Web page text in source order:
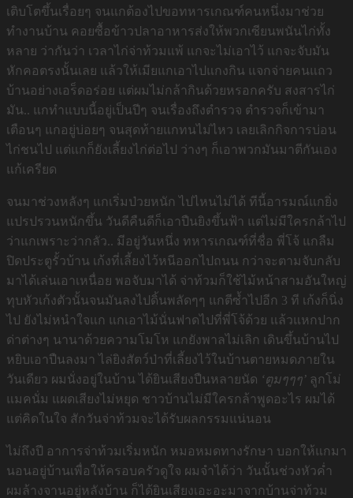
เติบโตขึ้นเรื่อยๆ จนแกต้องไปขอทหารเกณฑ์คนหนึ่งมาช่วย
ทำงานบ้าน คอยซื้อข้าวปลาอาหารส่งให้พวกเซียนพนันไก่ทั้ง
หลาย ว่ากันว่า เวลาไก่จ่าท้วมแพ้ แกจะไม่เอาไว้ แกจะจับมัน
หักคอตรงนั้นเลย แล้วให้เมียแกเอาไปแกงกิน แจกจ่ายคนแถว
บ้านอย่างเอร็ดอร่อย แต่ผมไม่กล้ากินด้วยหรอกครับ สงสารไก่
มัน.. แกทำแบบนี้อยู่เป็นปีๆ จนเรื่องถึงตำรวจ ตำรวจก็เข้ามา
เตือนๆ แกอยู่บ่อยๆ จนสุดท้ายแกทนไม่ไหว เลยเลิกกิจการบ่อน
ไก่ชนไป แต่แกก็ยังเลี้ยงไก่ต่อไป ว่างๆ ก็เอาพวกมันมาตีกันเอง
แก้เครียด
จนมาช่วงหลังๆ แกเริ่มป่วยหนัก ไปไหนไม่ได้ ทีนี้อารมณ์แกยิ่ง
แปรปรวนหนักขึ้น วันดีคืนดีก็เอาปืนยิงขึ้นฟ้า แต่ไม่มีใครกล้าไป
ว่าแกเพราะว่ากลัว.. มีอยู่วันหนึ่ง ทหารเกณฑ์ที่ชื่อ พี่โจ้ แกลืม
ปิดประตูรั้วบ้าน เก้งที่เลี้ยงไว้หนีออกไปถนน กว่าจะตามจับกลับ
มาได้เล่นเอาเหนื่อย พอจับมาได้ จ่าท้วมก็ใช้ไม้หน้าสามอันใหญ่
ทุบหัวเก้งตัวนั้นจนมันลงไปดิ้นพลัดๆๆ แกตีซ้ำไปอีก 3 ที เก้งก็นิ่ง
ไป ยังไม่หนำใจแก แกเอาไม้นั่นฟาดไปที่พี่โจ้ด้วย แล้วแหกปาก
ด่าต่างๆ นานาด้วยความโมโห แกยังพาลไม่เลิก เดินขึ้นบ้านไป
หยิบเอาปืนลงมา ไล่ยิงสัตว์ป่าที่เลี้ยงไว้ในบ้านตายหมดภายใน
วันเดียว ผมนั่งอยู่ในบ้าน ได้ยินเสียงปืนหลายนัด ‘ตูมๆๆๆ’ ลูกโม่
แมคนั่ม แผดเสียงไม่หยุด ชาวบ้านไม่มีใครกล้าพูดอะไร ผมได้
แต่คิดในใจ สักวันจ่าท้วมจะได้รับผลกรรมแน่นอน
ไม่ถึงปี อาการจ่าท้วมเริ่มหนัก หมอหมดทางรักษา บอกให้แกมา
นอนอยู่บ้านเพื่อให้ครอบครัวดูใจ ผมจำได้ว่า วันนั้นช่วงหัวค่ำ
ผมล้างจานอยู่หลังบ้าน ก็ได้ยินเสียงเอะอะมาจากบ้านจ่าท้วม